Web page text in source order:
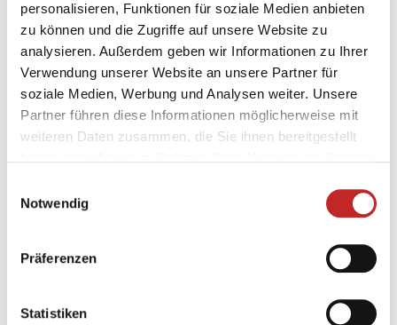
personalisieren, Funktionen für soziale Medien anbieten
zu können und die Zugriffe auf unsere Website zu
analysieren. Außerdem geben wir Informationen zu Ihrer
Verwendung unserer Website an unsere Partner für
soziale Medien, Werbung und Analysen weiter. Unsere
Partner führen diese Informationen möglicherweise mit
weiteren Daten zusammen, die Sie ihnen bereitgestellt
Notwendig
Präferenzen
Statistiken
Veröffentlicht am 25.06.2026
Auf in den Endspurt!
Am Dienstag, 30. Juni 2026 ist der letzte
Radtag von "Mit dem Rad zur Arbeit" 2026.
müssen
alle Radtage erfasst sein. Nach dieser Frist wird der
Wettbewerb abgeschlossen, d.h. es sind keine
mehr möglich.